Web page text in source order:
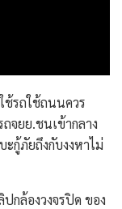
ช้รถใช้ถนนควร
จยย.ชนเข้ากลาง
ะกู้ภัยถึงกับงงหาไม่
กล้องวงจรปิด ของ